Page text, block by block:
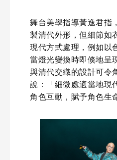
舞台美學指導黃逸君指
製清代外形，但細節如
現代方式處理，例如以
當燈光變換時即倏地呈
與清代交織的設計可令
說：「細微處適當地現
角色互動，賦予角色生